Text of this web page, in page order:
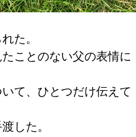
た。
ことのない父の表情に
て、ひとつだけ伝えて
した。